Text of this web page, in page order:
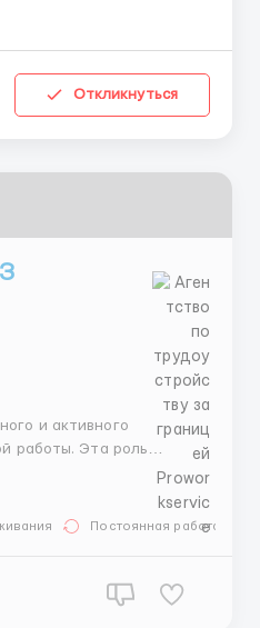
маркетинговая
Откликнуться
и активного
работы. Эта роль
кто хочет начать
Постоянная работа